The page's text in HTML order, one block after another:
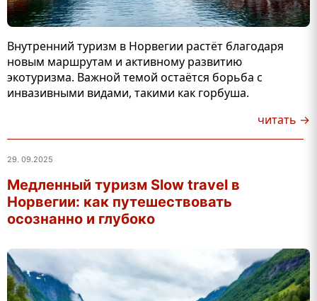
Внутренний туризм в Норвегии растёт благодаря
новым маршрутам и активному развитию
экотуризма. Важной темой остаётся борьба с
инвазивными видами, такими как горбуша.
читать →
29. 09.2025
Медленный туризм Slow travel в
Норвегии: как путешествовать
осознанно и глубоко